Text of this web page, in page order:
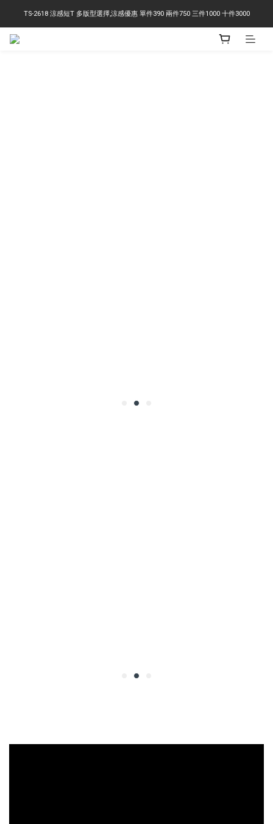
右下角訂閱LINE即享95折優惠
TS-2618 涼感短T 多版型選擇,涼感優惠 單件390 兩件750 三件1000 十件3000